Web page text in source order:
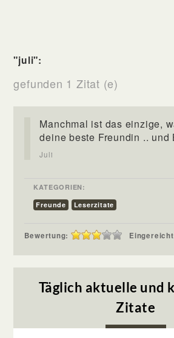
"juli":
gefunden 1 Zitat (e)
Manchmal ist das einzige,
deine beste Freundin .. und
Juli
KATEGORIEN:
Freunde
Leserzitate
Bewertung: